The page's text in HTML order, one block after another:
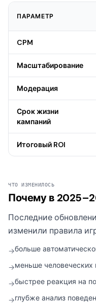
ПАРАМЕТР
CPM
Масштабирование
Модерация
Срок жизни
кампаний
Итоговый ROI
ЧТО ИЗМЕНИЛОСЬ
Почему в
Последние
изменили правила
→больше
→меньше человеческих
→быстрее реакция на
→глубже анализ